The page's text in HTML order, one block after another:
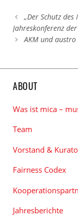
„Der Schutz
Jahreskonferenz
AKM und austro
ABOUT
Was ist mica –
Team
Vorstand &
Fairness Codex
Jahresberichte